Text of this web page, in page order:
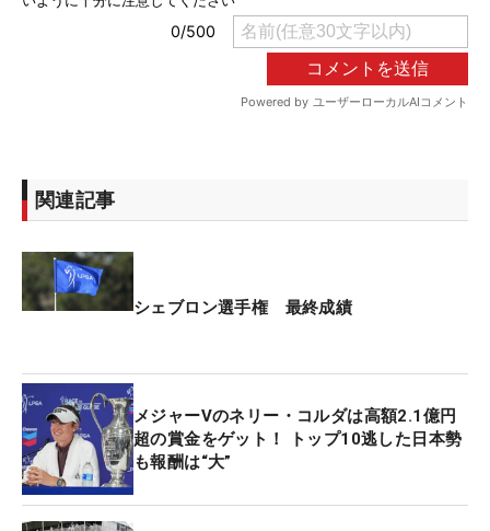
関連記事
シェブロン選手権 最終成績
メジャーVのネリー・コルダは高額2.1億円
超の賞金をゲット！ トップ10逃した日本勢
も報酬は“大”